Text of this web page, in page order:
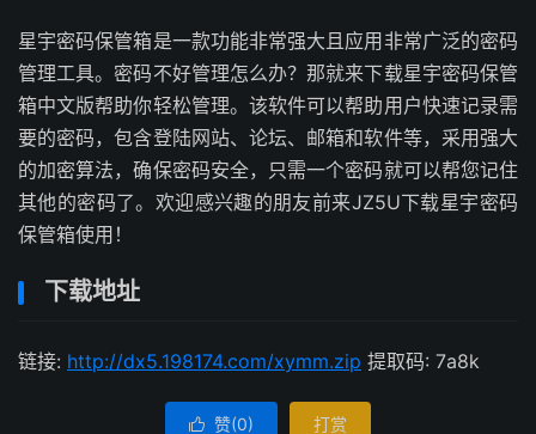
星宇密码保管箱是一款功能非常强大且应用非常广泛的密码
管理工具。密码不好管理怎么办？那就来下载星宇密码保管
箱中文版帮助你轻松管理。该软件可以帮助用户快速记录需
要的密码，包含登陆网站、论坛、邮箱和软件等，采用强大
的加密算法，确保密码安全，只需一个密码就可以帮您记住
其他的密码了。欢迎感兴趣的朋友前来JZ5U下载星宇密码
保管箱使用！
下载地址
链接: http://dx5.198174.com/xymm.zip 提取码: 7a8k
 赞(0) 打赏